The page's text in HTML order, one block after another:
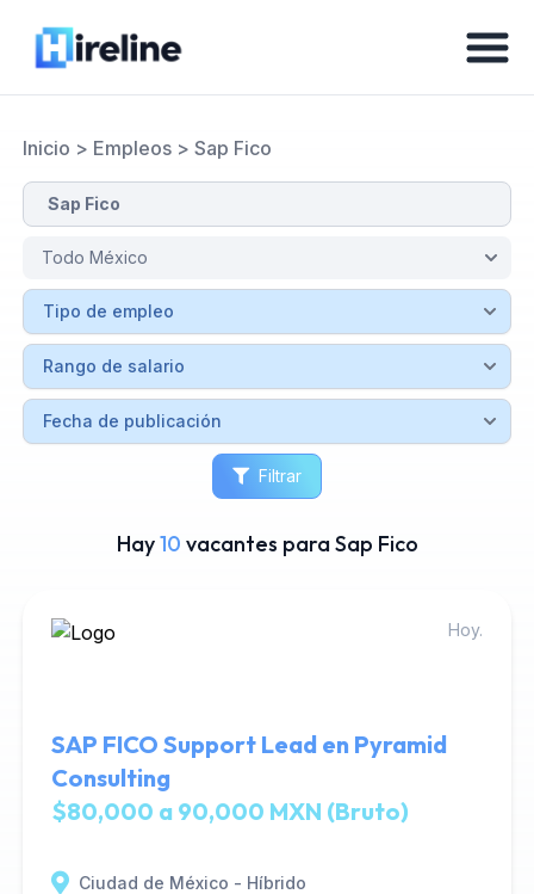
Inicio > Empleos> Sap Fico
Filtrar
Hay10 vacantes para Sap Fico
Hoy.
SAP FICO Support Lead en Pyramid
Consulting
$80,000 a 90,000 MXN (Bruto)
Ciudad de México - Híbrido